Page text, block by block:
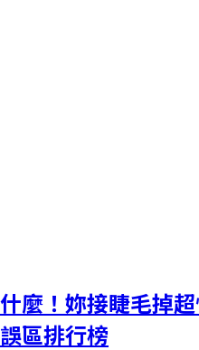
什麼！妳接睫毛掉
誤區排行榜